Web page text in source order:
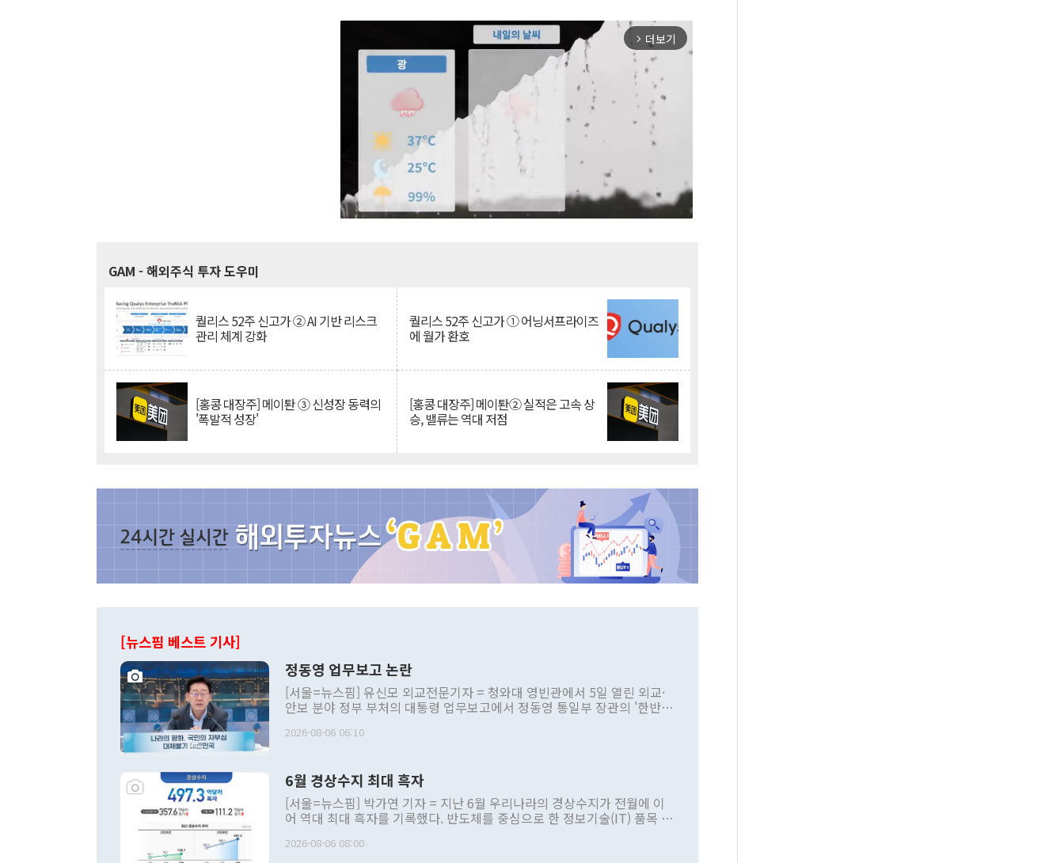
arrow_forward_ios 더보기
GAM - 해외주식 투자 도우미
퀄리스 52주 신고가 ② AI 기반 리스크
관리 체계 강화
퀄리스 52주 신고가 ① 어닝서프라이즈
에 월가 환호
[홍콩 대장주] 메이퇀 ③ 신성장 동력의
'폭발적 성장'
[홍콩 대장주] 메이퇀② 실적은 고속 상
승, 밸류는 역대 저점
[뉴스핌 베스트 기사]
정동영 업무보고 논란
[서울=뉴스핌] 유신모 외교전문기자 = 청와대 영빈관에서 5일 열린 외교·
안보 분야 정부 부처의 대통령 업무보고에서 정동영 통일부 장관의 '한반도
발언 중에는 정부 내 조율을 거치지 않은 사안을 정책으로 추진하겠다고 공
주의적 희망에 근거한 비현실적 구상'이라는 비판을 내놨다. 그동안 정 장
관의 대북 정책 관련 발언이 물의를 빚은 적은 여러 번 있지만 대통령과 유
관 부처 장관이 공개적으로 부정적 입장을 표명한 것은 이례적이다. 정 장
관의 무리한 대북 접근법과 월권을 제어해야 한다는 목소리도 높아지고 있
다. [정동영 통일부 장관이 지난달 23일 오후 서울 종로구 정부서울청사에
2026-08-06 06:10
6월 경상수지 최대 흑자
[서울=뉴스핌] 박가연 기자 = 지난 6월 우리나라의 경상수지가 전월에 이
어 역대 최대 흑자를 기록했다. 반도체를 중심으로 한 정보기술(IT) 품목 수
료=한국은행] 한국은행이 6일 발표한 '2026년 6월 국제수지(잠정)'에 따르
2026-08-06 08:00